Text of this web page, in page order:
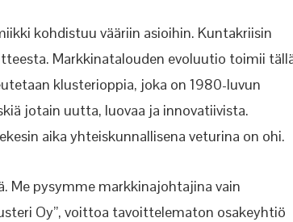
kohdistuu vääriin asioihin. Kuntakriisin
Markkinatalouden evoluutio toimii
klusterioppia, joka on 1980-luvun
jotain uutta, luovaa ja innovatiivista.
aika yhteiskunnallisena veturina on ohi.
Me pysymme markkinajohtajina vain
Oy”, voittoa tavoittelematon osakeyhtiö